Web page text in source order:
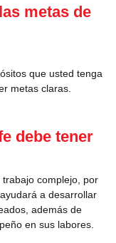
metas de
que usted tenga
metas claras.
debe tener
complejo, por
a desarrollar
además de
en sus labores.